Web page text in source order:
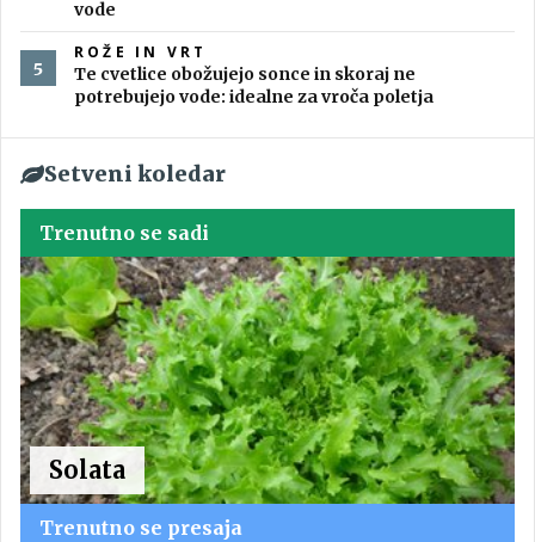
vode
ROŽE IN VRT
Te cvetlice obožujejo sonce in skoraj ne
potrebujejo vode: idealne za vroča poletja
Setveni koledar
Trenutno se sadi
Solata
Trenutno se presaja